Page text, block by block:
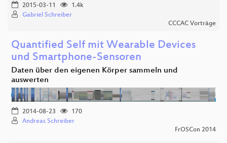
2015-03-11
1.4k
Gabriel Schreiber
CCCAC Vorträge
Quantified Self mit Wearable Devices
und Smartphone-Sensoren
Daten über den eigenen Körper sammeln und
auswerten
2014-08-23
170
Andreas Schreiber
FrOSCon 2014